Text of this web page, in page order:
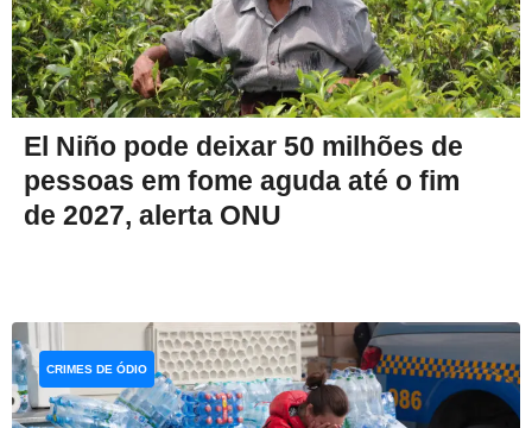
El Niño pode deixar 50 milhões de
pessoas em fome aguda até o fim
de 2027, alerta ONU
CRIMES DE ÓDIO